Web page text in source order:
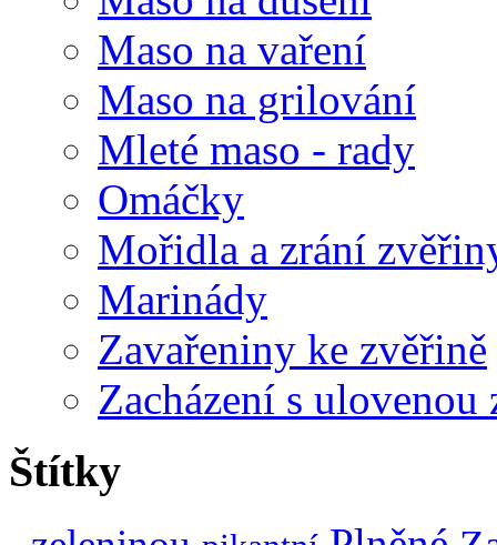
Maso na vaření
Maso na grilování
Mleté maso - rady
Omáčky
Mořidla a zrání
Marinády
Zavařeniny ke zvěřině
Zacházení s ulovenou
Štítky